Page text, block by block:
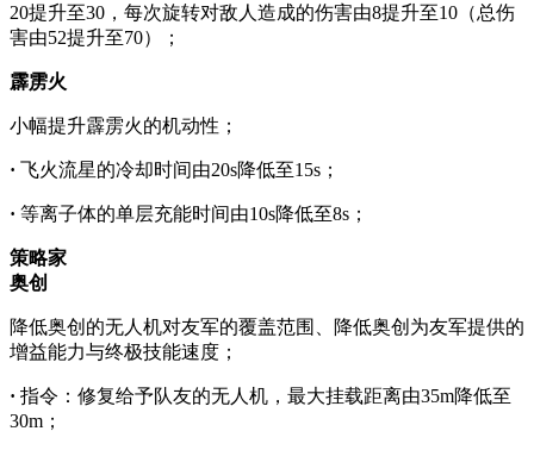
20提升至30，每次旋转对敌人造成的伤害由8提升至10（总伤
害由52提升至70）；
霹雳火
小幅提升霹雳火的机动性；
· 飞火流星的冷却时间由20s降低至15s；
· 等离子体的单层充能时间由10s降低至8s；
策略家
奥创
降低奥创的无人机对友军的覆盖范围、降低奥创为友军提供的
增益能力与终极技能速度；
· 指令：修复给予队友的无人机，最大挂载距离由35m降低至
30m；